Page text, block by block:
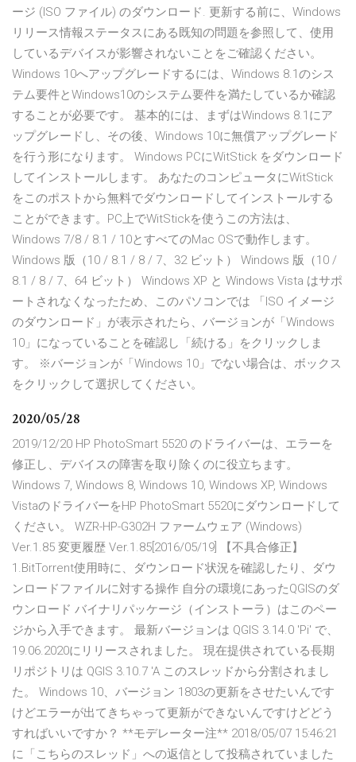
ージ (ISO ファイル) のダウンロード. 更新する前に、Windows
リリース情報ステータスにある既知の問題を参照して、使用
しているデバイスが影響されないことをご確認ください。
Windows 10へアップグレードするには、Windows 8.1のシス
テム要件とWindows10のシステム要件を満たしているか確認
することが必要です。 基本的には、まずはWindows 8.1にア
ップグレードし、その後、Windows 10に無償アップグレード
を行う形になります。 Windows PCにWitStick をダウンロード
してインストールします。 あなたのコンピュータにWitStick
をこのポストから無料でダウンロードしてインストールする
ことができます。PC上でWitStickを使うこの方法は、
Windows 7/8 / 8.1 / 10とすべてのMac OSで動作します。
Windows 版（10 / 8.1 / 8 / 7、32 ビット） Windows 版（10 /
8.1 / 8 / 7、64 ビット） Windows XP と Windows Vista はサポ
ートされなくなったため、このパソコンでは 「ISO イメージ
のダウンロード」が表示されたら、バージョンが「Windows
10」になっていることを確認し「続ける」をクリックしま
す。 ※バージョンが「Windows 10」でない場合は、ボックス
をクリックして選択してください。
2020/05/28
2019/12/20 HP PhotoSmart 5520 のドライバーは、エラーを
修正し、デバイスの障害を取り除くのに役立ちます。
Windows 7, Windows 8, Windows 10, Windows XP, Windows
VistaのドライバーをHP PhotoSmart 5520にダウンロードして
ください。 WZR-HP-G302H ファームウェア (Windows)
Ver.1.85 変更履歴 Ver.1.85[2016/05/19] 【不具合修正】
1.BitTorrent使用時に、ダウンロード状況を確認したり、ダウ
ンロードファイルに対する操作 自分の環境にあったQGISのダ
ウンロード バイナリパッケージ（インストーラ）はこのペー
ジから入手できます。 最新バージョンは QGIS 3.14.0 'Pi' で、
19.06.2020にリリースされました。 現在提供されている長期
リポジトリは QGIS 3.10.7 'A このスレッドから分割されまし
た。 Windows 10、バージョン 1803の更新をさせたいんです
けどエラーが出てきちゃって更新ができないんですけどどう
すればいいですか？ **モデレーター注** 2018/05/07 15:46:21
に「こちらのスレッド」への返信として投稿されていました